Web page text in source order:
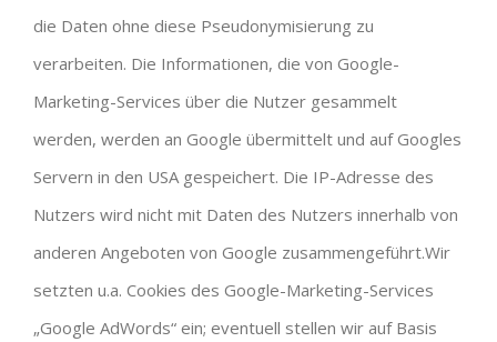
die Daten ohne diese Pseudonymisierung zu
verarbeiten. Die Informationen, die von Google-
Marketing-Services über die Nutzer gesammelt
werden, werden an Google übermittelt und auf Googles
Servern in den USA gespeichert. Die IP-Adresse des
Nutzers wird nicht mit Daten des Nutzers innerhalb von
anderen Angeboten von Google zusammengeführt.Wir
setzten u.a. Cookies des Google-Marketing-Services
„Google AdWords“ ein; eventuell stellen wir auf Basis